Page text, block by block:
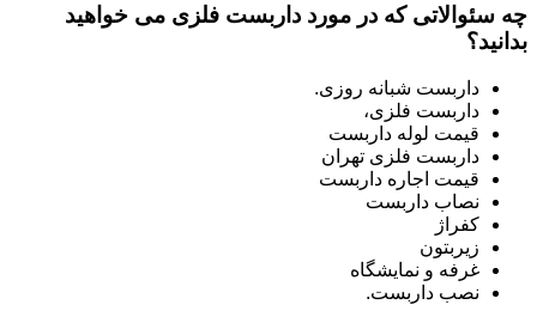
چه سئوالاتی که در مورد داربست فلزی می خواهید
بدانید؟
داربست شبانه روزی.
داربست فلزی،
قیمت لوله داربست
داربست فلزی تهران
قیمت اجاره داربست
نصاب داربست
کفراژ
زیربتون
غرفه و نمایشگاه
نصب داربست.